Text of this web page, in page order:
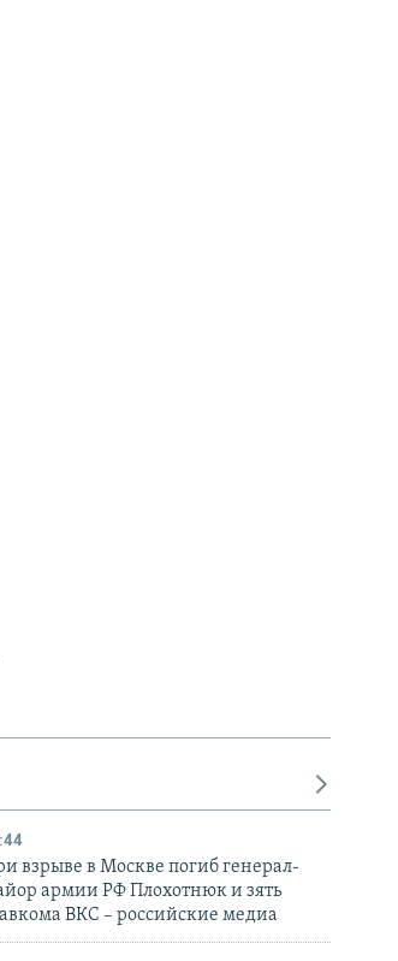
взрыве в Москве погиб генерал-
армии РФ Плохотнюк и зять
ВКС – российские медиа